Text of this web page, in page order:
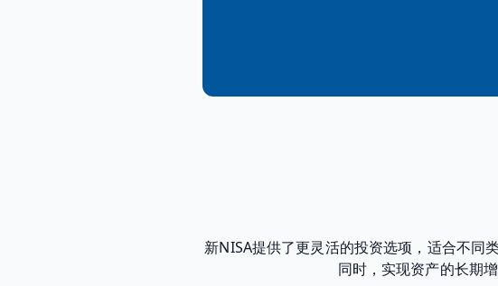
新NISA提供了更灵活的投资选项，适合不同
同时，实现资产的长期